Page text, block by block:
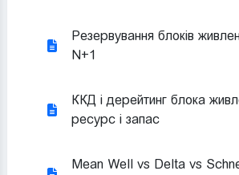
Резервування блоків
N+1
ККД і дерейтинг блока
ресурс і запас
Mean Well vs Delta vs